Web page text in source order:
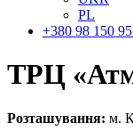
PL
+380 98 150
ТРЦ
Розташування: м.